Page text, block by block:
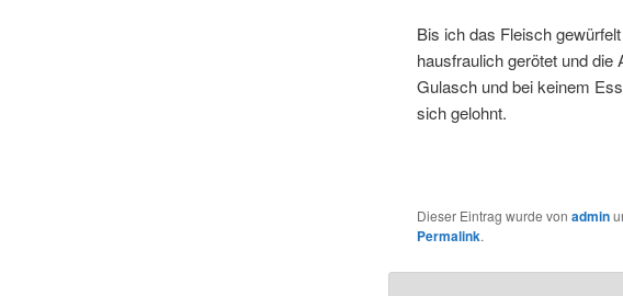
Bis ich das Fleisch
hausfraulich gerötet und die
Gulasch und bei keinem
sich gelohnt.
Dieser Eintrag wurde von admin
Permalink.